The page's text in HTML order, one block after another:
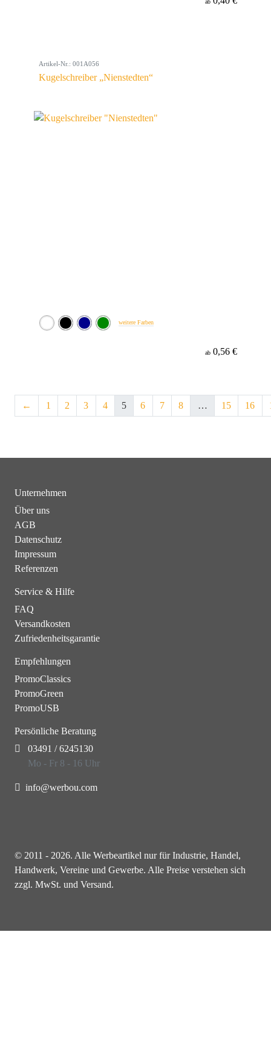
ab
Artikel-Nr.: 001A056
Kugelschreiber „Nienstedten“
weitere Farben
ab 0,56 €
← 1 2 3 4 5 6 7 8 … 15 16
Unternehmen
Über uns
AGB
Datenschutz
Impressum
Referenzen
Service & Hilfe
FAQ
Versandkosten
Zufriedenheitsgarantie
Empfehlungen
PromoClassics
PromoGreen
PromoUSB
Persönliche Beratung
03491 / 6245130
Mo - Fr 8 - 16 Uhr
info@werbou.com
© 2011 - 2026. Alle Werbeartikel nur für Industrie, Handel,
Handwerk, Vereine und Gewerbe. Alle Preise verstehen sich
zzgl. MwSt. und Versand.